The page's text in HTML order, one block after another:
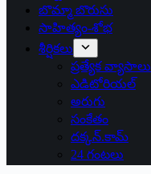
బొమ్మా బొరుసు
సాహిత్యం-శోభ
శీర్షికలు
ప్రత్యేక వ్యాసాలు
ఎడిటోరియల్
అరుగు
సంకేతం
దక్కన్.కామ్
24 గంటలు